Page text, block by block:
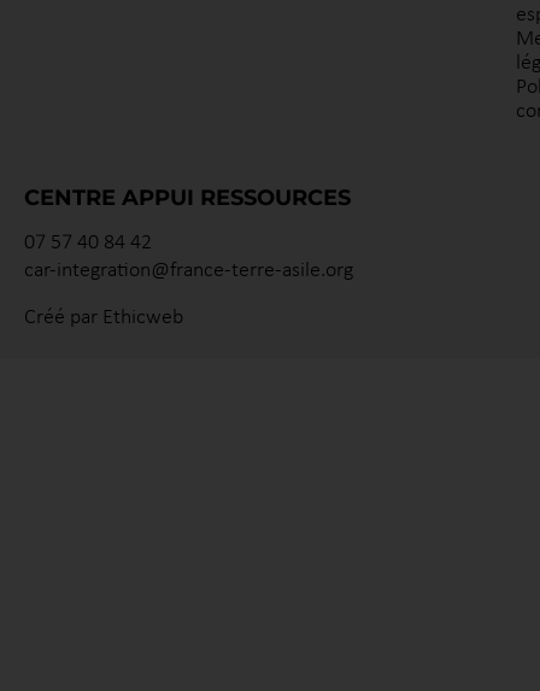
CENTRE APPUI RESSOURCES
07 57 40 84 42
car-integration@france-terre-asile.org
Créé par Ethicweb